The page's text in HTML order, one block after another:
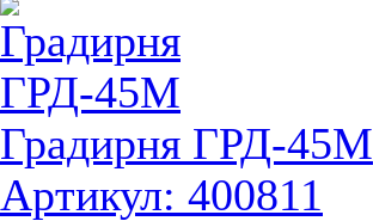
Градирня ГРД-45М
Артикул: 400811